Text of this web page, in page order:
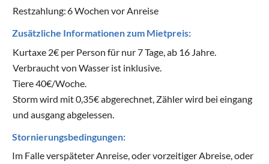
Restzahlung:6 Wochen vor Anreise
Zusätzliche Informationen zum Mietpreis:
Kurtaxe 2€ per Person für nur 7 Tage, ab 16 Jahre.
Verbraucht von Wasser ist inklusive.
Tiere 40€/Woche.
Storm wird mit 0,35€ abgerechnet, Zähler wird bei eingang
und ausgang abgelessen.
Stornierungsbedingungen:
Im Falle verspäteter Anreise, oder vorzeitiger Abreise, oder